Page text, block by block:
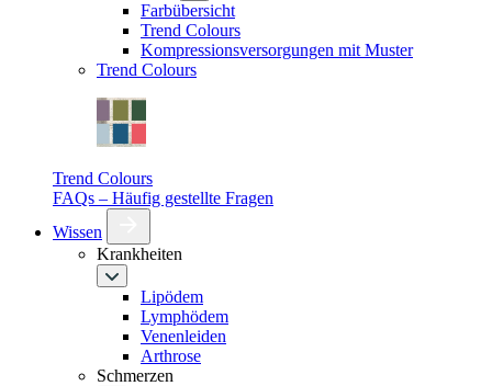
Farbübersicht
Trend Colours
Kompressionsversorgungen mit Muster
Trend Colours
Trend Colours
FAQs – Häufig gestellte Fragen
Wissen
Krankheiten
Lipödem
Lymphödem
Venenleiden
Arthrose
Schmerzen